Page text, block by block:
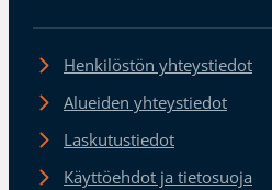
Henkilöstön yhteystiedot
Alueiden yhteystiedot
Laskutustiedot
Käyttöehdot ja tietosuoja